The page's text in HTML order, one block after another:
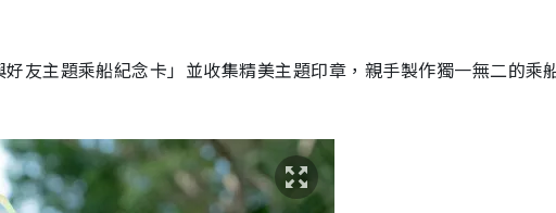
友主題乘船紀念卡」並收集精美主題印章，親手製作獨一無二的乘